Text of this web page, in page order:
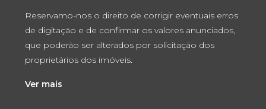
Reservamo-nos o direito de corrigir eventuais erros
de digitação e de confirmar os valores anunciados,
que poderão ser alterados por solicitação dos
proprietários dos imóveis.
Ver mais